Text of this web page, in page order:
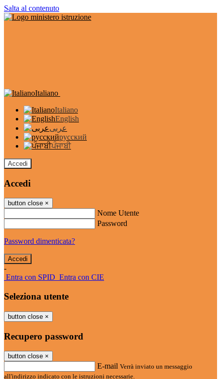
Salta al contenuto
Italiano
Italiano
English
عربى
русский
ਪੰਜਾਬੀ
Accedi
Accedi
button close ×
Nome Utente
Password
Password dimenticata?
-
Entra con SPID Entra con CIE
Seleziona utente
button close ×
Recupero password
button close ×
E-mail Verrà inviato un messaggio
all'indirizzo indicato con le istruzioni necessarie.